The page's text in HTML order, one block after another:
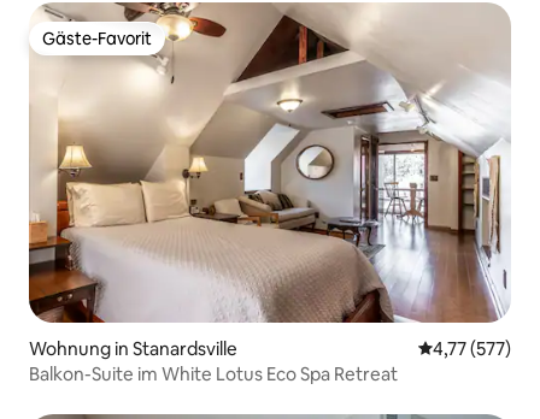
Gäste-Favorit
Gäste-Favorit
Wohnung in Stanardsville
4,77 (577)
Balkon-Suite im White Lotus Eco Spa Retreat